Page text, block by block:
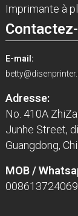
Imprimante à
E-mail:
Adresse:
No. 410A
Junhe Street,
Guangdong,
MOB /